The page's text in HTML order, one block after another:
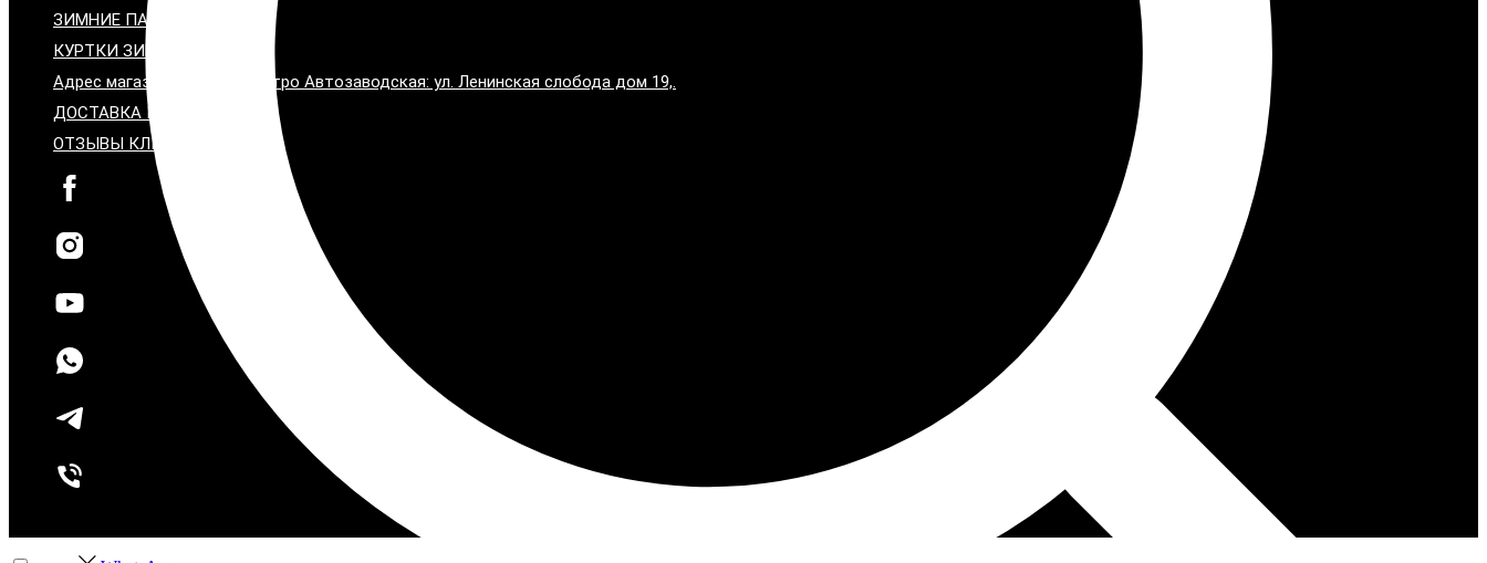
ЗИМНИЕ ПАЛЬТО С МЕХОМ
КУРТКИ ЗИМНИЕ С МЕХОМ
Адрес магазина: Москва, метро Автозаводская: ул. Ленинская слобода дом 19,.
ДОСТАВКА И ОПЛАТА
ОТЗЫВЫ КЛИЕНТОВ